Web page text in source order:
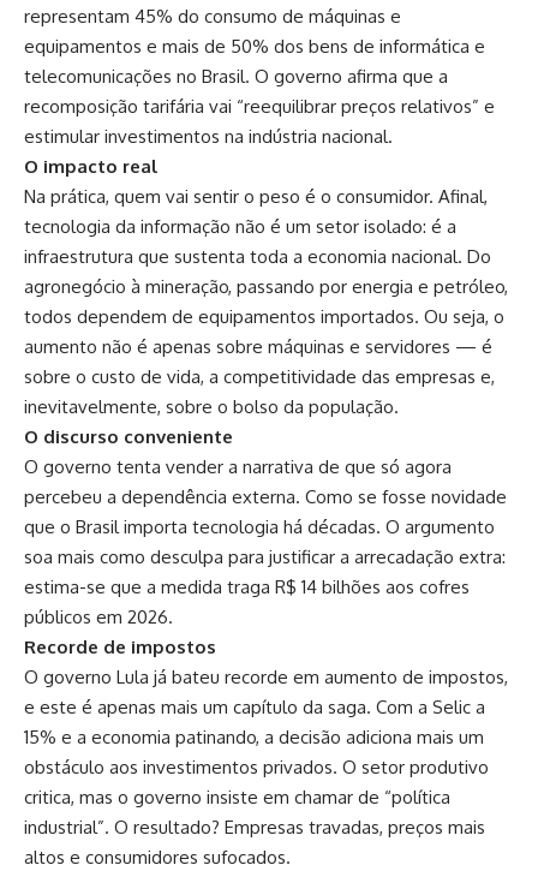
representam 45% do consumo de máquinas e
equipamentos e mais de 50% dos bens de informática e
telecomunicações no Brasil. O governo afirma que a
recomposição tarifária vai “reequilibrar preços relativos” e
estimular investimentos na indústria nacional.
O impacto real
Na prática, quem vai sentir o peso é o consumidor. Afinal,
tecnologia da informação não é um setor isolado: é a
infraestrutura que sustenta toda a economia nacional. Do
agronegócio à mineração, passando por energia e petróleo,
todos dependem de equipamentos importados. Ou seja, o
aumento não é apenas sobre máquinas e servidores — é
sobre o custo de vida, a competitividade das empresas e,
inevitavelmente, sobre o bolso da população.
O discurso conveniente
O governo tenta vender a narrativa de que só agora
percebeu a dependência externa. Como se fosse novidade
que o Brasil importa tecnologia há décadas. O argumento
soa mais como desculpa para justificar a arrecadação extra:
estima-se que a medida traga R$ 14 bilhões aos cofres
públicos em 2026.
Recorde de impostos
O governo Lula já bateu recorde em aumento de impostos,
e este é apenas mais um capítulo da saga. Com a Selic a
15% e a economia patinando, a decisão adiciona mais um
obstáculo aos investimentos privados. O setor produtivo
critica, mas o governo insiste em chamar de “política
industrial”. O resultado? Empresas travadas, preços mais
altos e consumidores sufocados.